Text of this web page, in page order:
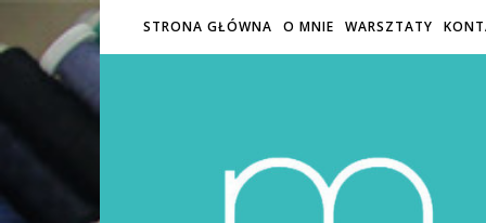
STRONA GŁÓWNA O MNIE WARSZTATY